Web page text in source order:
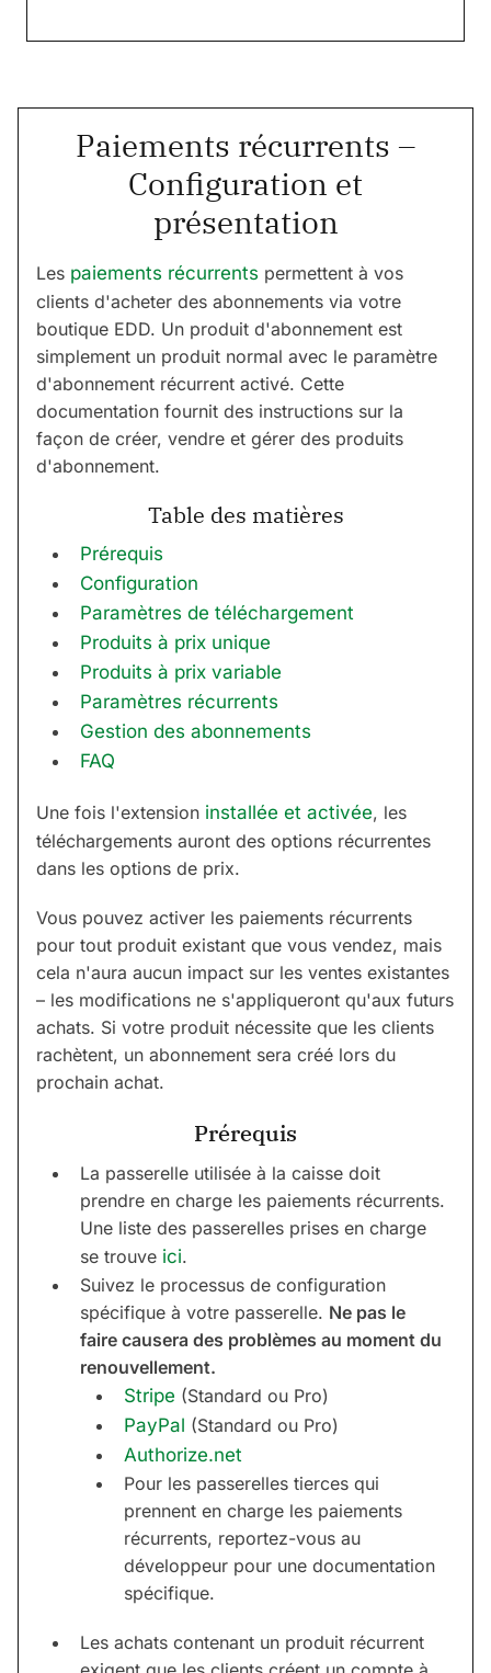
Paiements récurrents –
Configuration et
présentation
Les paiements récurrents permettent à vos
clients d'acheter des abonnements via votre
boutique EDD. Un produit d'abonnement est
simplement un produit normal avec le paramètre
d'abonnement récurrent activé. Cette
documentation fournit des instructions sur la
façon de créer, vendre et gérer des produits
d'abonnement.
Table des matières
Prérequis
Configuration
Paramètres de téléchargement
Produits à prix unique
Produits à prix variable
Paramètres récurrents
Gestion des abonnements
FAQ
Une fois l'extension installée et activée, les
téléchargements auront des options récurrentes
dans les options de prix.
Vous pouvez activer les paiements récurrents
pour tout produit existant que vous vendez, mais
cela n'aura aucun impact sur les ventes existantes
– les modifications ne s'appliqueront qu'aux futurs
achats. Si votre produit nécessite que les clients
rachètent, un abonnement sera créé lors du
prochain achat.
Prérequis
La passerelle utilisée à la caisse doit
prendre en charge les paiements récurrents.
Une liste des passerelles prises en charge
se trouve ici.
Suivez le processus de configuration
spécifique à votre passerelle. Ne pas le
faire causera des problèmes au moment du
renouvellement.
Stripe (Standard ou Pro)
PayPal (Standard ou Pro)
Authorize.net
Pour les passerelles tierces qui
prennent en charge les paiements
récurrents, reportez-vous au
développeur pour une documentation
spécifique.
Les achats contenant un produit récurrent